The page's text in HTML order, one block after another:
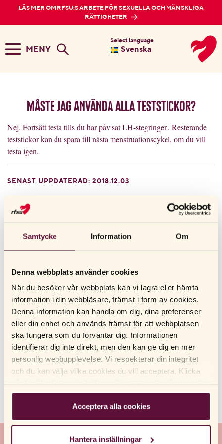
Samtycke Information Om
Denna webbplats använder cookies
När du besöker vår webbplats kan vi lagra eller hämta
information i din webbläsare, främst i form av cookies.
Denna information kan handla om dig, dina preferenser
eller din enhet och används främst för att webbplatsen
ska fungera som du förväntar dig. Informationen
identifierar dig inte direkt, men den kan ge dig en mer
personlig webbupplevelse. Vi respekterar din integritet
och du kan välja vilka cookies du vill acceptera. Klicka
ändra våra standardinställningar. Observera att
blockering av cookies kan påverka din upplevelse av
webbplatsen och de tjänster vi erbjuder. Om du har
användningen av cookies kan du alltid radera dem genom
Acceptera alla cookies
Hantera inställningar
LÄS MER OM RFSU:S ARBETE FÖR SEXUELLA OCH MÄNSKLIGA
RÄTTIGHETER
MENY
Select language
Svenska
Måste jag använda alla teststickor?
Nej. Fortsätt testa tills du har påvisat LH-stegringen. Resterande
teststickor kan du spara till nästa menstruationscykel, om du vill
testa igen.
SENAST UPPDATERAD: 2018.12.03
Min sexleksak behöver laddas, kan man använda
tillverkade av innan man började tillverka dem i latex?
Kan jag använda RFSU:s kosttillskott om jag går på
läkemedelsbehandling?
Vad menar ni med vegansk produkt?
När ska jag använda testet?
proof”?